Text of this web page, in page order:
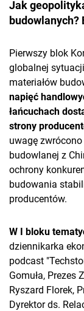
Jak
Pierwszy blok
globalnej
materiałów
napięć
łańcuchach
strony
uwagę
budowlanej z
ochrony
budowania
producentów.
W I bloku
dziennikarka
podcast
Gomuła, Prezes
Ryszard Florek,
Dyrektor ds.